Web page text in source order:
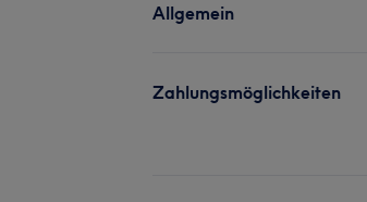
Allgemein
Zahlungsmöglichkeiten